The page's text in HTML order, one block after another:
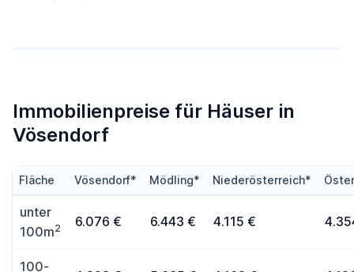
Immobilienpreise für Häuser in
Vösendorf
Fläche Vösendorf* Mödling* Niederösterreich*
unter
100m2 6.076 € 6.443 € 4.115 €
100-